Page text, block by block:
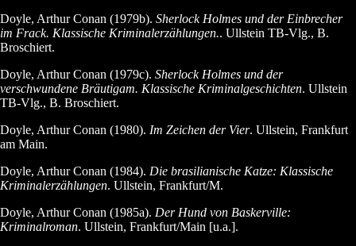
Doyle, Arthur Conan (1979b). Sherlock Holmes und der Einbrecher
im Frack. Klassische Kriminalerzählungen.. Ullstein TB-Vlg., B.
Broschiert.
Doyle, Arthur Conan (1979c). Sherlock Holmes und der
verschwundene Bräutigam. Klassische Kriminalgeschichten. Ullstein
TB-Vlg., B. Broschiert.
Doyle, Arthur Conan (1980). Im Zeichen der Vier. Ullstein, Frankfurt
am Main.
Doyle, Arthur Conan (1984). Die brasilianische Katze: Klassische
Kriminalerzählungen. Ullstein, Frankfurt/M.
Doyle, Arthur Conan (1985a). Der Hund von Baskerville:
Kriminalroman. Ullstein, Frankfurt/Main [u.a.].